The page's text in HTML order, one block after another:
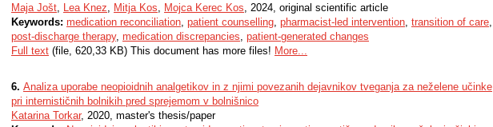
Maja Jošt, Lea Knez, Mitja Kos, Mojca Kerec Kos, 2024, original scientific article
Keywords: medication reconciliation, patient counselling, pharmacist-led intervention, transition of care,
post-discharge therapy, medication discrepancies, patient-generated changes
Full text (file, 620,33 KB) This document has more files! More...
6. Analiza uporabe neopioidnih analgetikov in z njimi povezanih dejavnikov tveganja za neželene učinke
pri internističnih bolnikih pred sprejemom v bolnišnico
Katarina Torkar, 2020, master's thesis/paper